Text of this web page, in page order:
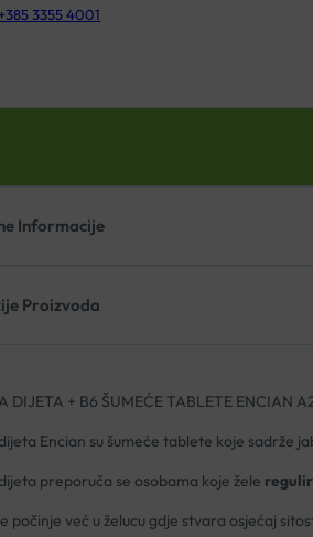
+385 3355 4001
Informacije
Proizvoda
DIJETA + B6 ŠUMEĆE TABLETE ENCIAN
Encian su šumeće tablete koje sadrže
preporuča se osobama koje žele
počinje već u želucu gdje stvara osjećaj